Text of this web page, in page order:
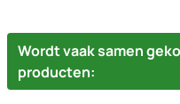
Wordt vaak samen
producten: